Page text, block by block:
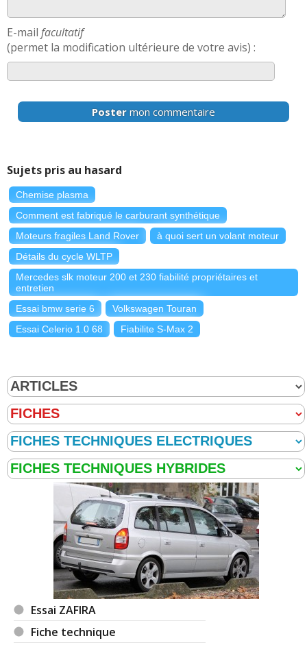
E-mail facultatif
(permet la modification ultérieure de votre avis) :
Poster mon commentaire
Sujets pris au hasard
Chemise plasma
Comment est fabriqué le carburant synthétique
Moteurs fragiles Land Rover
à quoi sert un volant moteur
Détails du cycle WLTP
Mercedes slk moteur 200 et 230 fiabilité propriétaires et
entretien
Essai bmw serie 6
Volkswagen Touran
Essai Celerio 1.0 68
Fiabilite S-Max 2
Essai ZAFIRA
Fiche technique